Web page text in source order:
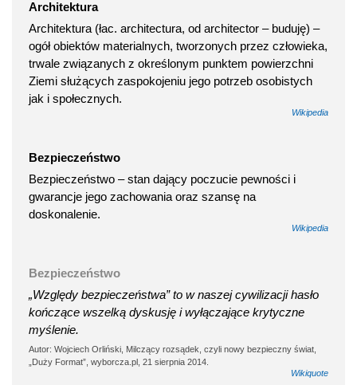
Architektura
Architektura (łac. architectura, od architector – buduję) –
ogół obiektów materialnych, tworzonych przez człowieka,
trwale związanych z określonym punktem powierzchni
Ziemi służących zaspokojeniu jego potrzeb osobistych
jak i społecznych.
Wikipedia
Bezpieczeństwo
Bezpieczeństwo – stan dający poczucie pewności i
gwarancje jego zachowania oraz szansę na
doskonalenie.
Wikipedia
Bezpieczeństwo
„Względy bezpieczeństwa” to w naszej cywilizacji hasło
kończące wszelką dyskusję i wyłączające krytyczne
myślenie.
Autor: Wojciech Orliński, Milczący rozsądek, czyli nowy bezpieczny świat,
„Duży Format”, wyborcza.pl, 21 sierpnia 2014.
Wikiquote